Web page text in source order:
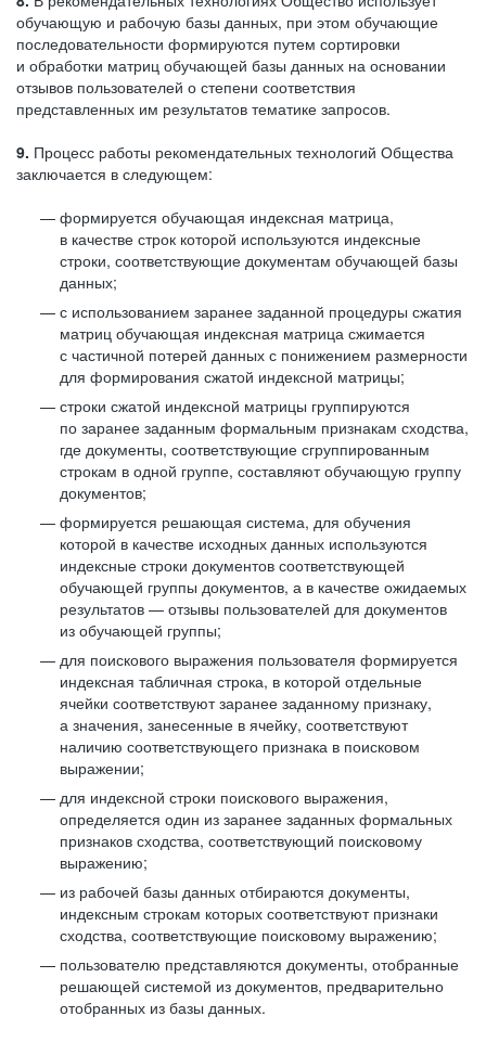
обучающую и рабочую базы данных, при этом обучающие
последовательности формируются путем сортировки
и обработки матриц обучающей базы данных на основании
отзывов пользователей о степени соответствия
представленных им результатов тематике запросов.
9. Процесс работы рекомендательных технологий Общества
заключается в следующем:
формируется обучающая индексная матрица,
в качестве строк которой используются индексные
строки, соответствующие документам обучающей базы
данных;
с использованием заранее заданной процедуры сжатия
матриц обучающая индексная матрица сжимается
с частичной потерей данных с понижением размерности
для формирования сжатой индексной матрицы;
строки сжатой индексной матрицы группируются
по заранее заданным формальным признакам сходства,
где документы, соответствующие сгруппированным
строкам в одной группе, составляют обучающую группу
документов;
формируется решающая система, для обучения
которой в качестве исходных данных используются
индексные строки документов соответствующей
обучающей группы документов, а в качестве ожидаемых
результатов — отзывы пользователей для документов
из обучающей группы;
для поискового выражения пользователя формируется
индексная табличная строка, в которой отдельные
ячейки соответствуют заранее заданному признаку,
а значения, занесенные в ячейку, соответствуют
наличию соответствующего признака в поисковом
выражении;
для индексной строки поискового выражения,
определяется один из заранее заданных формальных
признаков сходства, соответствующий поисковому
выражению;
из рабочей базы данных отбираются документы,
индексным строкам которых соответствуют признаки
сходства, соответствующие поисковому выражению;
пользователю представляются документы, отобранные
решающей системой из документов, предварительно
отобранных из базы данных.